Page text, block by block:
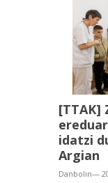
[TTAK]
idatzi
Argian
Danbolin—